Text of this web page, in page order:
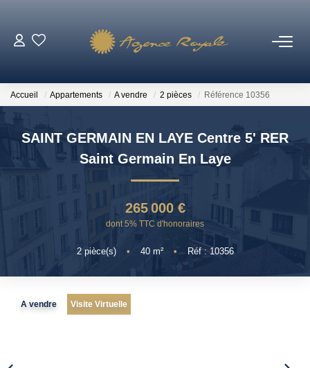
LOCATIONS
NOTRE AGENCE
Notre Équipe
Vendre Avec AGENCE ROYALE
Accueil Appartements A vendre 2 pièces Référence 10356
SAINT GERMAIN EN LAYE Centre 5' RER
Saint Germain En Laye
265 000 €
dont 5% TTC d'honoraires
2pièce(s) • 40m² • Réf : 10356
A vendre Visite Virtuelle